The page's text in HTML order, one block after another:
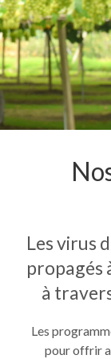
Les virus
propagés
à
Les
pour offrir